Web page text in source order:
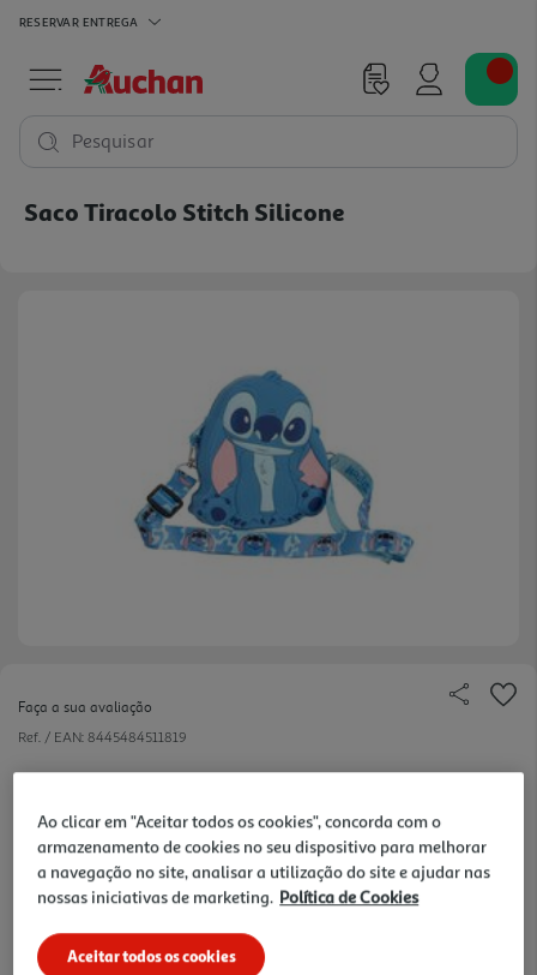
RESERVAR ENTREGA
Pesquisar
Saco Tiracolo Stitch Silicone
Faça a sua avaliação
Ref. / EAN: 8445484511819
9.99 €/un
Ao clicar em "Aceitar todos os cookies", concorda com o
armazenamento de cookies no seu dispositivo para melhorar
a navegação no site, analisar a utilização do site e ajudar nas
nossas iniciativas de marketing. Política de Cookies
Aceitar todos os cookies